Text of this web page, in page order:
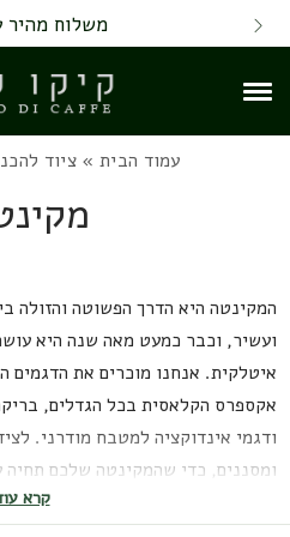
Skip to Content
Contact Us משלוח מהיר
עמוד הבית »ציוד
המקינטה היא הדרך הפשוטה והזולה
ועשיר, וכבר כמעט מאה שנה היא
אקספרס הקלאסית בכל הגדלים,
ודגמי אינדוקציה למטבח מודרני.
ומסננים, כדי שהמקינטה שלכם תחיה
איך
קרא
Back top top